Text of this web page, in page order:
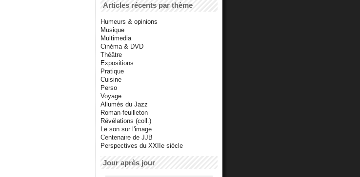
Articles récents par thème
Humeurs & opinions
Musique
Multimedia
Cinéma & DVD
Théâtre
Expositions
Pratique
Cuisine
Perso
Voyage
Allumés du Jazz
Roman-feuilleton
Révélations (coll.)
Le son sur l'image
Centenaire de JJB
Perspectives du XXIIe siècle
Jour après jour